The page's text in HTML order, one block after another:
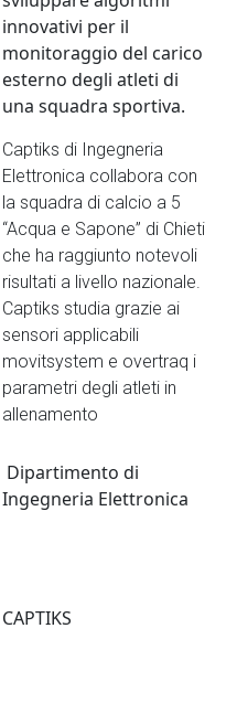
innovativi per il
monitoraggio del carico
esterno degli atleti di
una squadra sportiva.
Captiks di Ingegneria
Elettronica collabora con
la squadra di calcio a 5
“Acqua e Sapone” di Chieti
che ha raggiunto notevoli
risultati a livello nazionale.
Captiks studia grazie ai
sensori applicabili
movitsystem e overtraq i
parametri degli atleti in
allenamento
Dipartimento di
Ingegneria Elettronica
CAPTIKS